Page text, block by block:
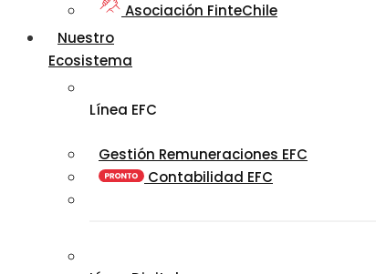
Asociación FinteChile
Nuestro
Ecosistema
Línea EFC
Gestión Remuneraciones EFC
Contabilidad EFC